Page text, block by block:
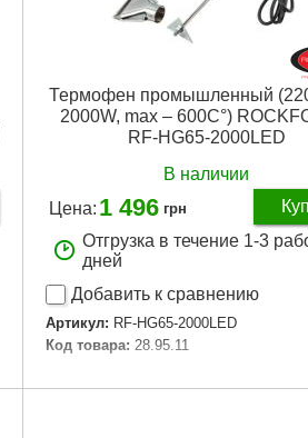
Термофен промышленный
2000W, max – 600С°)
RF-HG65-2000LED
В наличии
Цена: 1 496 грн
Отгрузка в течение 1-3
дней
Добавить к сравнению
Артикул: RF-HG65-2000LED
Код товара: 28.95.11
Подробнее...